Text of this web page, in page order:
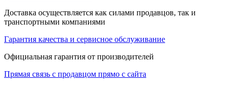
Доставка осуществляется как силами продавцов, так и
транспортными компаниями
Гарантия качества и сервисное обслуживание
Официальная гарантия от производителей
Прямая связь с продавцом прямо с сайта